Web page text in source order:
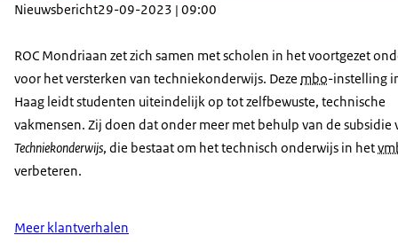
Nieuwsbericht29-09-2023 | 09:00
ROC Mondriaan zet zich samen met scholen in het voortgezet
voor het versterken van techniekonderwijs. Deze mbo-instelling
Haag leidt studenten uiteindelijk op tot zelfbewuste, technische
vakmensen. Zij doen dat onder meer met behulp van de subsidie
Techniekonderwijs, die bestaat om het technisch onderwijs in het
verbeteren.
Meer klantverhalen